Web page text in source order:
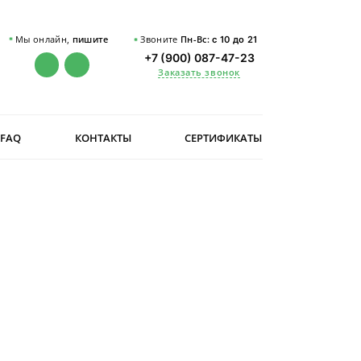
Мы онлайн, пишите Звоните Пн-Вс:с 10 до 21
+7 (900) 087-47-23
Заказать звонок
FAQ КОНТАКТЫ СЕРТИФИКАТЫ